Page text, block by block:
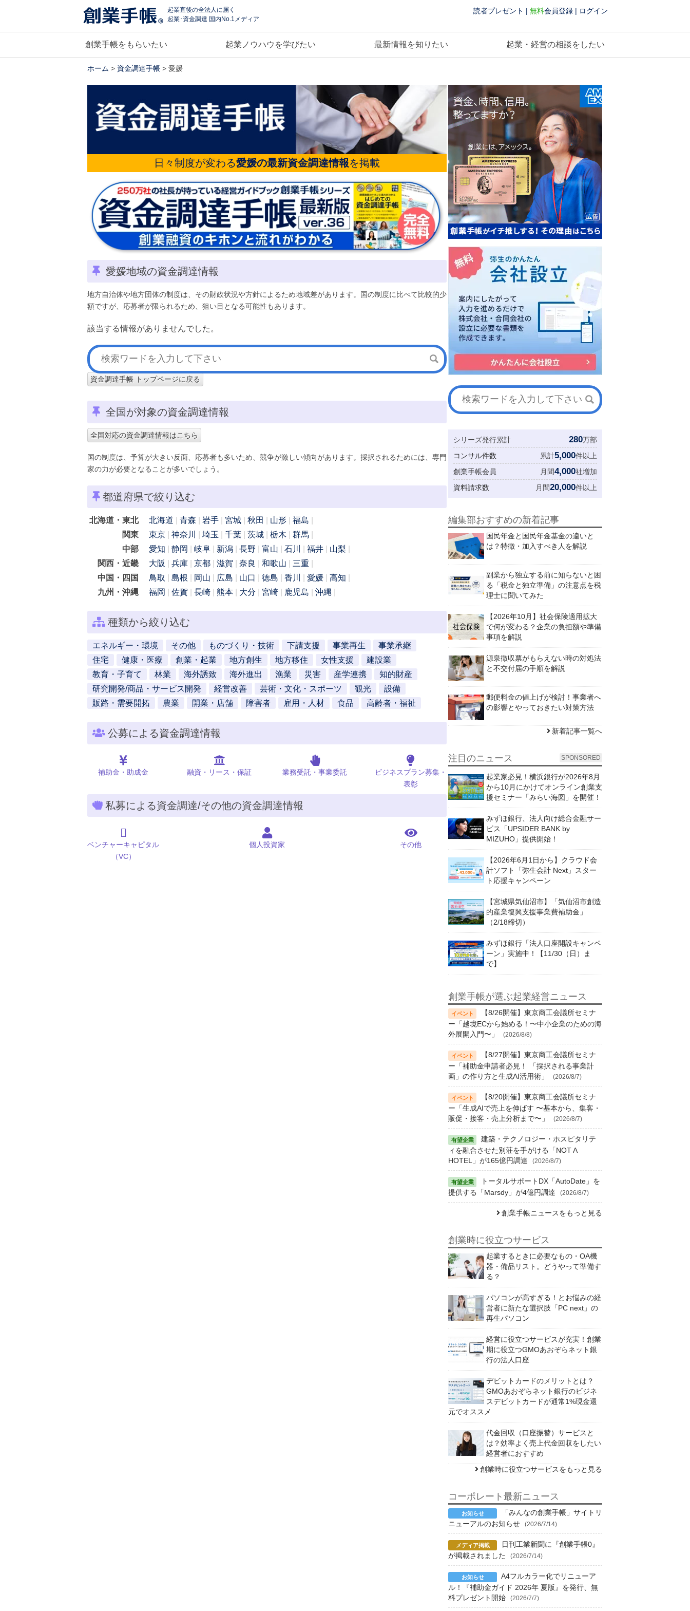
起業直後の全法人に届く
起業･資金調達 国内No.1メディア
読者プレゼント | 無料会員登録 | ログイン
創業手帳をもらいたい 起業ノウハウを学びたい 最新情報を知りたい 起業・経営の相談をしたい
ホーム > 資金調達手帳 > 愛媛
日々制度が変わる愛媛の最新資金調達情報を掲載
愛媛地域の資金調達情報
地方自治体や地方団体の制度は、その財政状況や方針によるため地域差があります。国の制度に比べて比較的少
額ですが、応募者が限られるため、狙い目となる可能性もあります。
該当する情報がありませんでした。
資金調達手帳 トップページに戻る
全国が対象の資金調達情報
全国対応の資金調達情報はこちら
国の制度は、予算が大きい反面、応募者も多いため、競争が激しい傾向があります。採択されるためには、専門
家の力が必要となることが多いでしょう。
都道府県で絞り込む
北海道・東北 北海道 青森 岩手 宮城 秋田 山形
福島
関東
東京 神奈川 埼玉 千葉 茨城 栃木
群馬
中部
愛知 静岡 岐阜 新潟 長野 富山 石川 福井
山梨
関西・近畿
大阪 兵庫 京都 滋賀 奈良 和歌山
三重
中国・四国
鳥取 島根 岡山 広島 山口 徳島 香川 愛媛
高知
九州・沖縄
福岡 佐賀 長崎 熊本 大分 宮崎 鹿児島 沖縄
種類から絞り込む
エネルギー・環境 その他 ものづくり・技術 下請支援 事業再生
事業承継
住宅
健康・医療 創業・起業 地方創生 地方移住 女性支援
建設業
教育・子育て
林業 海外誘致 海外進出 漁業 災害 産学連携
知的財産
研究開発/商品・サービス開発
経営改善 芸術・文化・スポーツ 観光
設備
販路・需要開拓
農業 開業・店舗 障害者 雇用・人材 食品 高齢者・福祉
公募による資金調達情報
補助金・助成金 融資・リース・保証 業務受託・事業委託
ビジネスプラン募集・
表彰
私募による資金調達/その他の資金調達情報
ベンチャーキャピタル
（VC）
個人投資家 その他
シリーズ発行累計 280万部
コンサル件数
累計5,000件以上
創業手帳会員
月間4,000社増加
資料請求数
月間20,000件以上
編集部おすすめの新着記事
国民年金と国民年金基金の違いと
は？特徴・加入すべき人を解説
副業から独立する前に知らないと困
る「税金と独立準備」の注意点を税
理士に聞いてみた
【2026年10月】社会保険適用拡大
で何が変わる？企業の負担額や準備
事項を解説
源泉徴収票がもらえない時の対処法
と不交付届の手順を解説
郵便料金の値上げが検討！事業者へ
の影響とやっておきたい対策方法
新着記事一覧へ
注目のニュース SPONSORED
起業家必見！横浜銀行が2026年8月
から10月にかけてオンライン創業支
援セミナー「みらい海図」を開催！
みずほ銀行、法人向け総合金融サー
ビス「UPSIDER BANK by
MIZUHO」提供開始！
【2026年6月1日から】クラウド会
計ソフト「弥生会計 Next」スター
ト応援キャンペーン
【宮城県気仙沼市】「気仙沼市創造
的産業復興支援事業費補助金」
（2/18締切）
みずほ銀行「法人口座開設キャンペ
ーン」実施中！【11/30（日）ま
で】
創業手帳が選ぶ起業経営ニュース
【8/26開催】東京商工会議所セミナ
ー「越境ECから始める！〜中小企業のための海
外展開入門〜」
(2026/8/8)
【8/27開催】東京商工会議所セミナ
ー「補助金申請者必見！ 「採択される事業計
画」の作り方と生成AI活用術」
(2026/8/7)
【8/20開催】東京商工会議所セミナ
ー「生成AIで売上を伸ばす 〜基本から、集客・
販促・接客・売上分析まで〜」
(2026/8/7)
建築・テクノロジー・ホスピタリテ
ィを融合させた別荘を手がける「NOT A
HOTEL」が165億円調達
(2026/8/7)
トータルサポートDX「AutoDate」を
提供する「Marsdy」が4億円調達
(2026/8/7)
創業手帳ニュースをもっと見る
創業時に役立つサービス
起業するときに必要なもの・OA機
器・備品リスト。どうやって準備す
る？
パソコンが高すぎる！とお悩みの経
営者に新たな選択肢「PC next」の
再生パソコン
経営に役立つサービスが充実！創業
期に役立つGMOあおぞらネット銀
行の法人口座
デビットカードのメリットとは？
GMOあおぞらネット銀行のビジネ
スデビットカードが通常1%現金還
元でオススメ
代金回収（口座振替）サービスと
は？効率よく売上代金回収をしたい
経営者におすすめ
創業時に役立つサービスをもっと見る
コーポレート最新ニュース
「みんなの創業手帳」サイトリ
ニューアルのお知らせ
(2026/7/14)
日刊工業新聞に『創業手帳0』
が掲載されました
(2026/7/14)
A4フルカラー化でリニューア
ル！『補助金ガイド 2026年 夏版』を発行、無
料プレゼント開始
(2026/7/7)